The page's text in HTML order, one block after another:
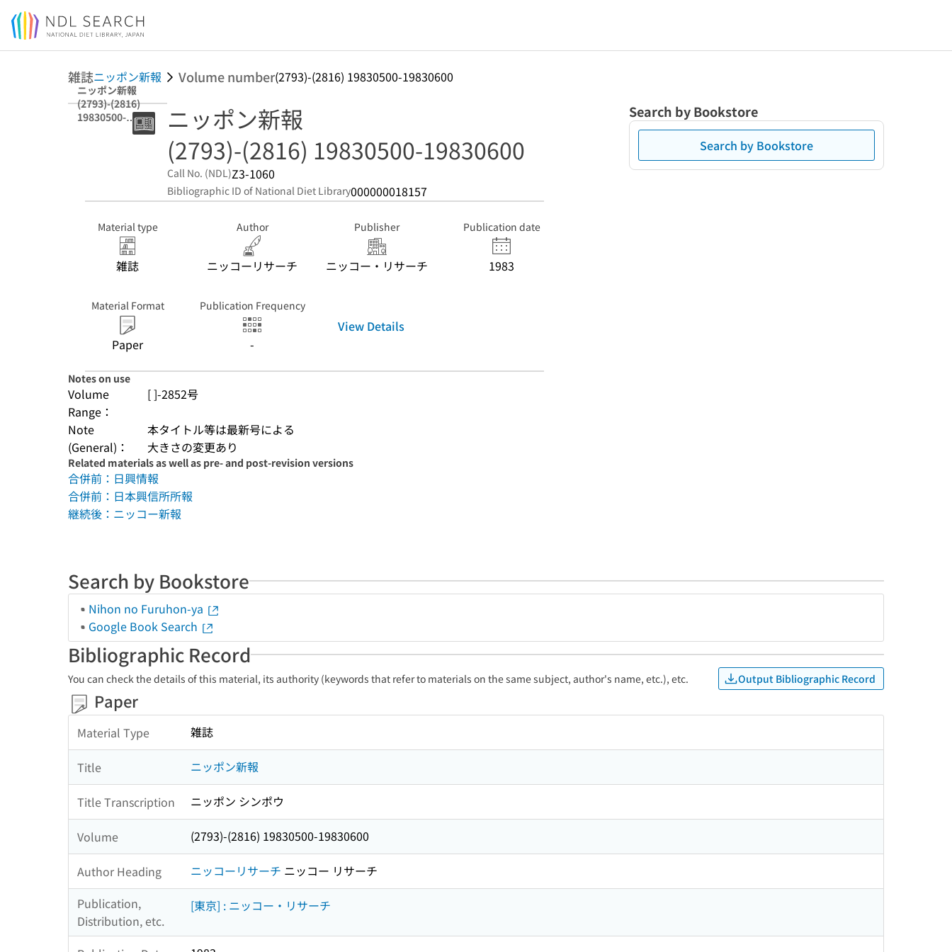
Jump to main content
雑誌ニッポン新報 Volume number(2793)-(2816) 19830500-19830600
ニッポン新報
(2793)-(2816)
19830500-
ニッポン新報
(2793)-(2816) 19830500-19830600
Call No. (NDL)Z3-1060
Bibliographic ID of National Diet Library000000018157
Material type
雑誌
Author
ニッコーリサーチ
Publisher
ニッコー・リサーチ
Publication date
1983
Material Format
Paper
Publication Frequency
-
View Details
Notes on use
Volume
Range：
[ ]-2852号
Note
(General)：
本タイトル等は最新号による
大きさの変更あり
Related materials as well as pre- and post-revision versions
合併前：日興情報
合併前：日本興信所所報
継続後：ニッコー新報
Search by Bookstore
Search by Bookstore
Search by Bookstore
Nihon no Furuhon-ya
Google Book Search
Bibliographic Record
You can check the details of this material, its authority (keywords that refer to materials on the same subject, author's name, etc.), etc. Output Bibliographic Record
Paper
Material Type 雑誌
Title ニッポン新報
Title Transcription ニッポン シンポウ
Volume (2793)-(2816) 19830500-19830600
Author Heading ニッコーリサーチ ニッコー リサーチ
Publication,
Distribution, etc.
[東京] : ニッコー・リサーチ